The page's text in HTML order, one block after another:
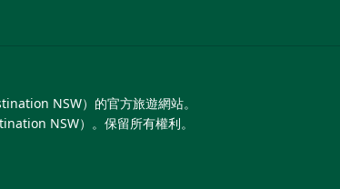
NSW）的官方旅遊網站。
NSW）。保留所有權利。